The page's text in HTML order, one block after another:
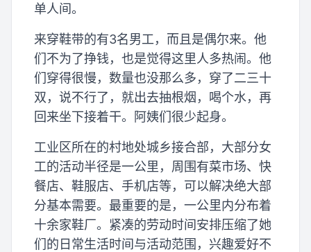
单人间。
来穿鞋带的有3名男工，而且是偶尔来。他
们不为了挣钱，也是觉得这里人多热闹。他
们穿得很慢，数量也没那么多，穿了二三十
双，说不行了，就出去抽根烟，喝个水，再
回来坐下接着干。阿姨们很少起身。
工业区所在的村地处城乡接合部，大部分女
工的活动半径是一公里，周围有菜市场、快
餐店、鞋服店、手机店等，可以解决绝大部
分基本需要。最重要的是，一公里内分布着
十余家鞋厂。紧凑的劳动时间安排压缩了她
们的日常生活时间与活动范围，兴趣爱好不